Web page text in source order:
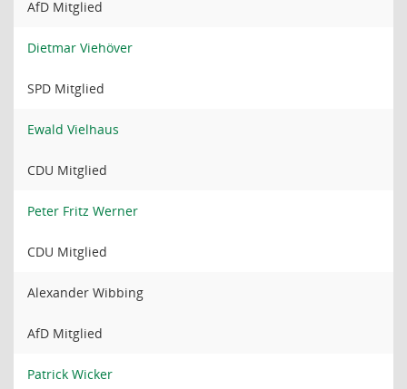
AfD Mitglied
Dietmar Viehöver
SPD Mitglied
Ewald Vielhaus
CDU Mitglied
Peter Fritz Werner
CDU Mitglied
Alexander Wibbing
AfD Mitglied
Patrick Wicker